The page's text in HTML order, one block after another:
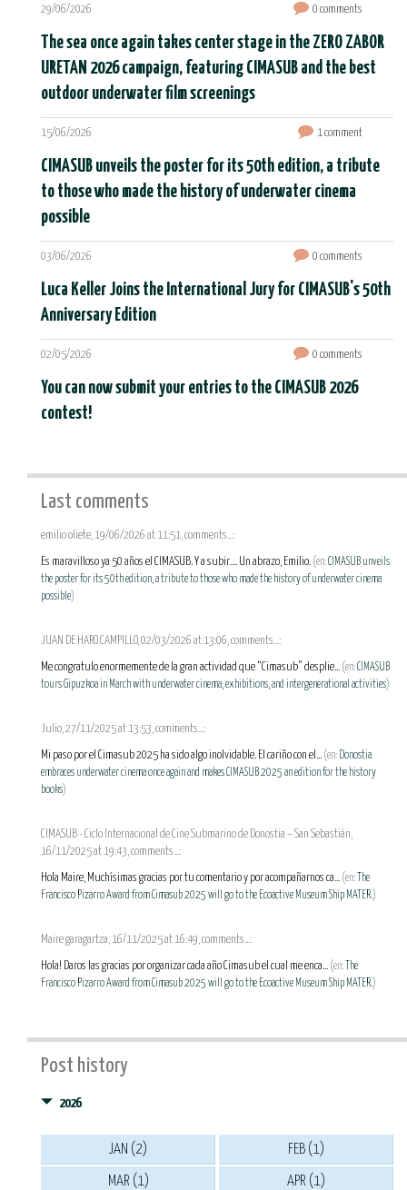
29/06/2026 0 comments
The sea once again takes center stage in the ZERO ZABOR
URETAN 2026 campaign, featuring CIMASUB and the best
outdoor underwater film screenings
15/06/2026 1 comment
CIMASUB unveils the poster for its 50th edition, a tribute
to those who made the history of underwater cinema
possible
03/06/2026 0 comments
Luca Keller Joins the International Jury for CIMASUB's 50th
Anniversary Edition
02/05/2026 0 comments
You can now submit your entries to the CIMASUB 2026
contest!
Last comments
emilio oliete, 19/06/2026 at 11:51, comments...:
Es maravilloso ya 50 años el CIMASUB. Y a subir.... Un abrazo, Emilio. (en:CIMASUB unveils
the poster for its 50th edition, a tribute to those who made the history of underwater cinema
possible)
JUAN DE HARO CAMPILLO, 02/03/2026 at 13:06, comments...:
Me congratulo enormemente de la gran actividad que “Cimasub” desplie... (en:CIMASUB
tours Gipuzkoa in March with underwater cinema, exhibitions, and intergenerational activities)
Julio, 27/11/2025 at 13:53, comments...:
Mi paso por el Cimasub 2025 ha sido algo inolvidable. El cariño con el... (en: Donostia
embraces underwater cinema once again and makes CIMASUB 2025 an edition for the history
books)
CIMASUB - Ciclo Internacional de Cine Submarino de Donostia – San Sebastián,
16/11/2025 at 19:43, comments...:
Hola Maire, Muchísimas gracias por tu comentario y por acompañarnos ca... (en:
The
Francisco Pizarro Award from Cimasub 2025 will go to the Ecoactive Museum Ship MATER.)
Maire garagartza, 16/11/2025 at 16:49, comments...:
Hola! Daros las gracias por organizar cada año Cimasub el cual me enca... (en:
The
Francisco Pizarro Award from Cimasub 2025 will go to the Ecoactive Museum Ship MATER.)
Post history
2026
JAN (2) FEB (1)
MAR (1) APR (1)